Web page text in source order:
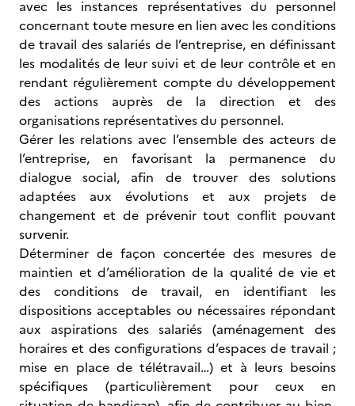
avec les instances représentatives du personnel
concernant toute mesure en lien avec les conditions
de travail des salariés de l’entreprise, en définissant
les modalités de leur suivi et de leur contrôle et en
rendant régulièrement compte du développement
des actions auprès de la direction et des
organisations représentatives du personnel.
Gérer les relations avec l’ensemble des acteurs de
l’entreprise, en favorisant la permanence du
dialogue social, afin de trouver des solutions
adaptées aux évolutions et aux projets de
changement et de prévenir tout conflit pouvant
survenir.
Déterminer de façon concertée des mesures de
maintien et d’amélioration de la qualité de vie et
des conditions de travail, en identifiant les
dispositions acceptables ou nécessaires répondant
aux aspirations des salariés (aménagement des
horaires et des configurations d’espaces de travail ;
mise en place de télétravail…) et à leurs besoins
spécifiques (particulièrement pour ceux en